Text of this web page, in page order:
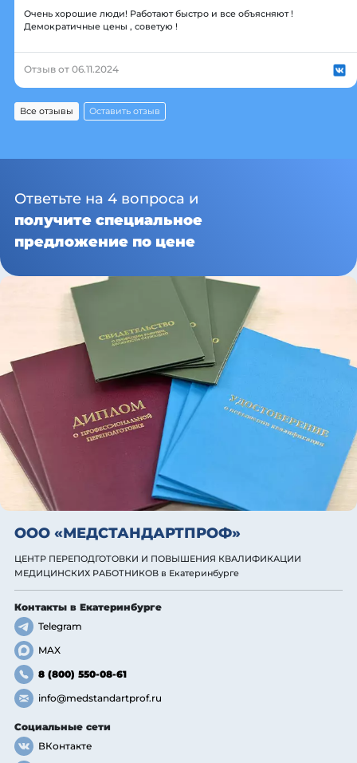
Очень хорошие люди! Работают быстро и все объясняют !
Демократичные цены , советую !
Отзыв от 06.11.2024
Все отзывы Оставить отзыв
Ответьте на 4 вопроса и
получите специальное
предложение по цене
ООО «МЕДСТАНДАРТПРОФ»
ЦЕНТР ПЕРЕПОДГОТОВКИ И ПОВЫШЕНИЯ КВАЛИФИКАЦИИ
МЕДИЦИНСКИХ РАБОТНИКОВ в Екатеринбурге
Контакты в Екатеринбурге
Telegram
MAX
8 (800) 550-08-61
info@medstandartprof.ru
Социальные сети
ВКонтакте